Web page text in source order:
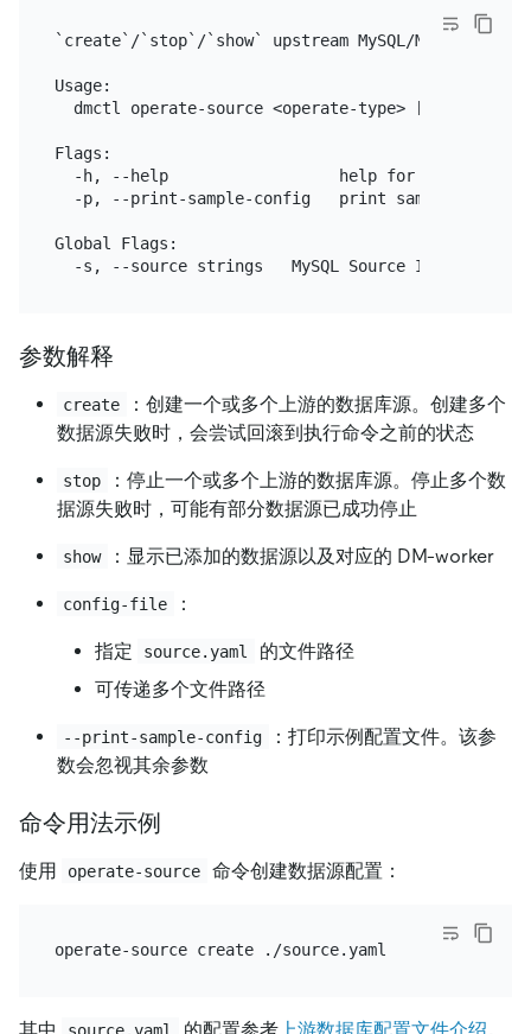
`create`/`stop`/`show` upstream MySQL/MariaDB
Usage:
dmctl operate-source <operate-type> [config-
Flags:
-h, --help                  help for operate-
-p, --print-sample-config   print sample config
Global Flags:
参数解释
create
：创建一个或多个上游的数据库源。创建多个
数据源失败时，会尝试回滚到执行命令之前的状态
stop
：停止一个或多个上游的数据库源。停止多个数
据源失败时，可能有部分数据源已成功停止
show ：显示已添加的数据源以及对应的 DM-worker
config-file ：
指定 source.yaml
的文件路径
可传递多个文件路径
--print-sample-config
：打印示例配置文件。该参
数会忽视其余参数
命令用法示例
使用 operate-source 命令创建数据源配置：